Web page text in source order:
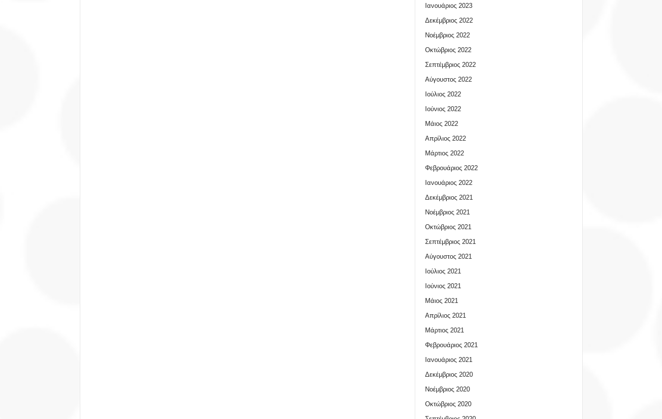
Ιανουάριος 2023
Δεκέμβριος 2022
Νοέμβριος 2022
Οκτώβριος 2022
Σεπτέμβριος 2022
Αύγουστος 2022
Ιούλιος 2022
Ιούνιος 2022
Μάιος 2022
Απρίλιος 2022
Μάρτιος 2022
Φεβρουάριος 2022
Ιανουάριος 2022
Δεκέμβριος 2021
Νοέμβριος 2021
Οκτώβριος 2021
Σεπτέμβριος 2021
Αύγουστος 2021
Ιούλιος 2021
Ιούνιος 2021
Μάιος 2021
Απρίλιος 2021
Μάρτιος 2021
Φεβρουάριος 2021
Ιανουάριος 2021
Δεκέμβριος 2020
Νοέμβριος 2020
Οκτώβριος 2020